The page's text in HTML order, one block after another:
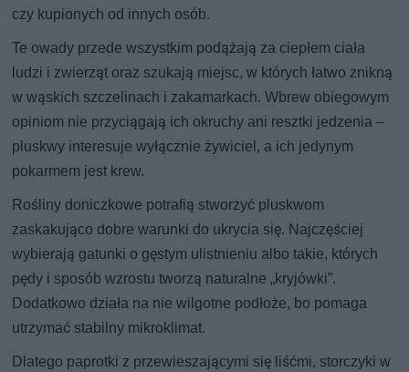
czy kupionych od innych osób.
Te owady przede wszystkim podążają za ciepłem ciała
ludzi i zwierząt oraz szukają miejsc, w których łatwo znikną
w wąskich szczelinach i zakamarkach. Wbrew obiegowym
opiniom nie przyciągają ich okruchy ani resztki jedzenia –
pluskwy interesuje wyłącznie żywiciel, a ich jedynym
pokarmem jest krew.
Rośliny doniczkowe potrafią stworzyć pluskwom
zaskakująco dobre warunki do ukrycia się. Najczęściej
wybierają gatunki o gęstym ulistnieniu albo takie, których
pędy i sposób wzrostu tworzą naturalne „kryjówki”.
Dodatkowo działa na nie wilgotne podłoże, bo pomaga
utrzymać stabilny mikroklimat.
Dlatego paprotki z przewieszającymi się liśćmi, storczyki w